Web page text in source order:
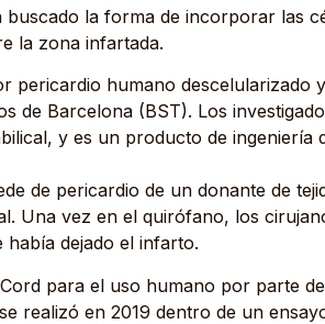
la forma de incorporar
la zona infartada.
humano
de Barcelona (BST). Los
y es un producto de ingeniería
de pericardio de un donante de
Una vez en el quirófano, los
dejado el infarto.
para el uso humano por parte
realizó en 2019 dentro de un